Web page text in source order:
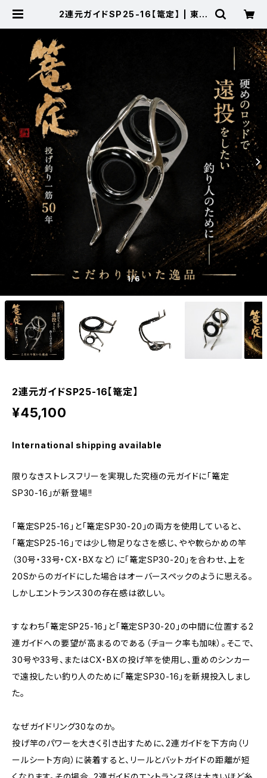
2連元ガイドSP25-16【篭定】 | 東海
1/6
2連元ガイドSP25-16【篭定】
¥45,100
International shipping available
限りなきストレスフリーを実現した究極の元ガイドに「篭定
SP30-16」が新登場!!
「篭定SP25-16」と「篭定SP30-20」の両方を使用していると、
「篭定SP25-16」では少し物足りなさを感じ、やや軟らかめの竿
（30号・33号・CX・BXなど）に「篭定SP30-20」を合わせ、上を
20Sからのガイドにした場合はオーバースペックのように思える。
しかしエントランス30の存在感は欲しい。
すなわち「篭定SP25-16」と「篭定SP30-20」の中間に位置する2
連ガイドへの要望が高まるのである（チョーク率も加味）。そこで、
30号や33号、またはCX・BXの投げ竿を使用し、重めのシンカー
で遠投したい釣り人のために「篭定SP30-16」を新規投入しまし
た。
なぜガイドリング30なのか。
投げ竿のパワーを大きく引き出すために、2連ガイドを下方向（リ
ールシート方向）に装着すると、リールとバットガイドの距離が短